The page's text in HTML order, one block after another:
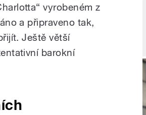
vyrobeném z
a připraveno tak,
Ještě větší
barokní